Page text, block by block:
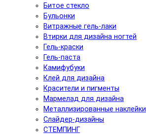
Битое стекло
Бульонки
Витражные гель-лаки
Втирки для дизайна ногтей
Гель-краски
Гель-паста
Камифубуки
Клей для дизайна
Красители и пигменты
Мармелад для дизайна
Металлизированные наклейки
Слайдер-дизайны
СТЕМПИНГ